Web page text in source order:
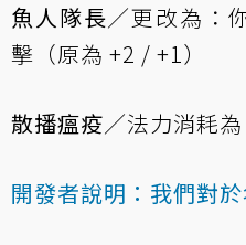
魚人隊長／更改為：
擊（原為 +2 / +1）
散播瘟疫／法力消耗
開發者說明：我們對